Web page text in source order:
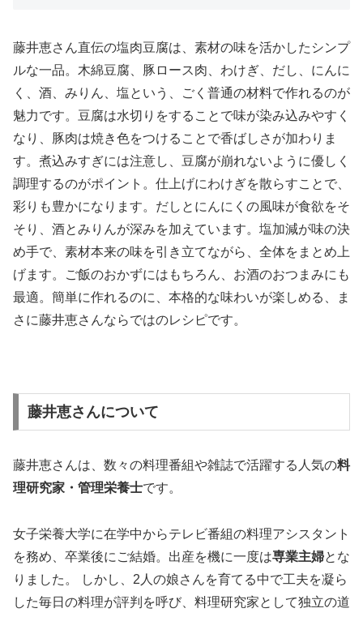
藤井恵さん直伝の塩肉豆腐は、素材の味を活かしたシンプ
ルな一品。木綿豆腐、豚ロース肉、わけぎ、だし、にんに
く、酒、みりん、塩という、ごく普通の材料で作れるのが
魅力です。豆腐は水切りをすることで味が染み込みやすく
なり、豚肉は焼き色をつけることで香ばしさが加わりま
す。煮込みすぎには注意し、豆腐が崩れないように優しく
調理するのがポイント。仕上げにわけぎを散らすことで、
彩りも豊かになります。だしとにんにくの風味が食欲をそ
そり、酒とみりんが深みを加えています。塩加減が味の決
め手で、素材本来の味を引き立てながら、全体をまとめ上
げます。ご飯のおかずにはもちろん、お酒のおつまみにも
最適。簡単に作れるのに、本格的な味わいが楽しめる、ま
さに藤井恵さんならではのレシピです。
藤井恵さんについて
藤井恵さんは、数々の料理番組や雑誌で活躍する人気の料
理研究家・管理栄養士です。
女子栄養大学に在学中からテレビ番組の料理アシスタント
を務め、卒業後にご結婚。出産を機に一度は専業主婦とな
りました。 しかし、2人の娘さんを育てる中で工夫を凝ら
した毎日の料理が評判を呼び、料理研究家として独立の道